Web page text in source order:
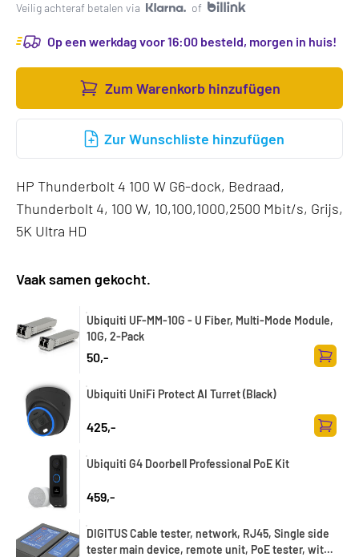
Veilig achteraf betalen via
of
Op een werkdag voor 16:00 besteld, morgen in huis!
Zum Warenkorb hinzufügen
Zur Wunschliste hinzufügen
HP Thunderbolt 4 100 W G6-dock, Bedraad,
Thunderbolt 4, 100 W, 10,100,1000,2500 Mbit/s, Grijs,
5K Ultra HD
Vaak samen gekocht.
Ubiquiti UF-MM-10G - U Fiber, Multi-Mode Module,
10G, 2-Pack
50,-
Zum
Ubiquiti UniFi Protect AI Turret (Black)
425,-
Zum
Ubiquiti G4 Doorbell Professional PoE Kit
459,-
DIGITUS Cable tester, network, RJ45, Single side
tester main device, remote unit, PoE tester, with